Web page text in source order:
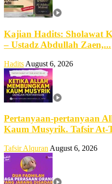
Kajian Hadits: Sholawat
– Ustadz Abdullah Zaen,...
Hadits August 6, 2026
Pertanyaan-pertanyaan
Kaum Musyrik. Tafsir At-
Tafsir Alquran August 6, 2026